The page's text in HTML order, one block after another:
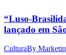
“Luso-
lançado em
CulturaBy